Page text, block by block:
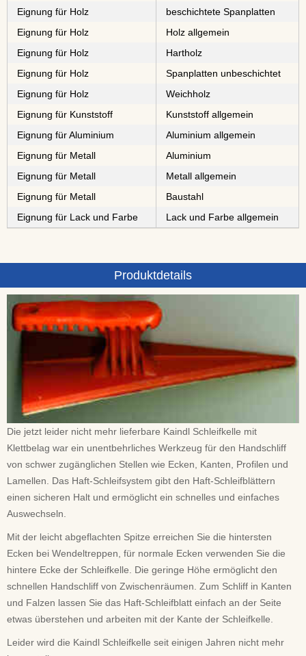
Eignung für Holz
⁠⁠⁠⁠⁠⁠⁠⁠⁠⁠beschichtete Spanplatten
Eignung für Holz
Holz allgemein
Eignung für Holz
⁠⁠⁠Hartholz
Eignung für Holz
⁠⁠⁠⁠⁠⁠⁠⁠Spanplatten unbeschichtet
Eignung für Holz
⁠Weichholz
Eignung für Kunststoff
Kunststoff allgemein
Eignung für Aluminium
Aluminium allgemein
Eignung für Metall
⁠⁠⁠Aluminium
Eignung für Metall
Metall allgemein
Eignung für Metall
⁠⁠⁠⁠⁠⁠Baustahl
Eignung für Lack und Farbe
Lack und Farbe allgemein
Produktdetails
Die jetzt leider nicht mehr lieferbare Kaindl Schleifkelle mit
Klettbelag war ein unentbehrliches Werkzeug für den Handschliff
von schwer zugänglichen Stellen wie Ecken, Kanten, Profilen und
Lamellen. Das Haft-Schleifsystem gibt den Haft-Schleifblättern
einen sicheren Halt und ermöglicht ein schnelles und einfaches
Auswechseln.
Mit der leicht abgeflachten Spitze erreichen Sie die hintersten
Ecken bei Wendeltreppen, für normale Ecken verwenden Sie die
hintere Ecke der Schleifkelle. Die geringe Höhe ermöglicht den
schnellen Handschliff von Zwischenräumen. Zum Schliff in Kanten
und Falzen lassen Sie das Haft-Schleifblatt einfach an der Seite
etwas überstehen und arbeiten mit der Kante der Schleifkelle.
Leider wird die Kaindl Schleifkelle seit einigen Jahren nicht mehr